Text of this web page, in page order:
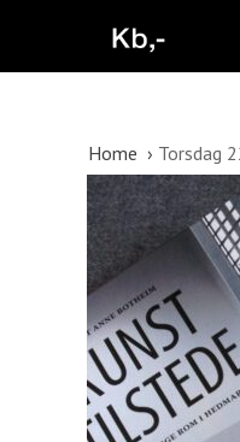
Home Torsdag